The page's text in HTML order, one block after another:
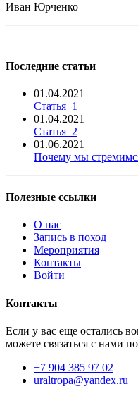
Иван Юрченко
Последние статьи
01.04.2021
Статья_1
01.04.2021
Статья_2
01.06.2021
Почему мы
Полезные ссылки
О нас
Запись в поход
Мероприятия
Контакты
Войти
Контакты
Если у вас еще остались
можете связаться с нами
+7 904 385 97 02
uraltropa@yandex.ru